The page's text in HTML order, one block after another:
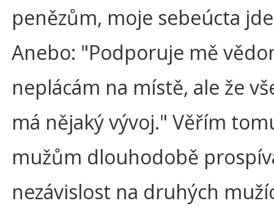
penězům, moje sebeúcta
Anebo: "Podporuje mě
neplácám na místě, ale že
má nějaký vývoj." Věřím
mužům dlouhodobě
nezávislost na druhých